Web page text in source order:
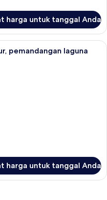
harga untuk tanggal Anda
Suite Presidensial, 2 kamar tidur,
pemandangan laguna
harga untuk tanggal Anda